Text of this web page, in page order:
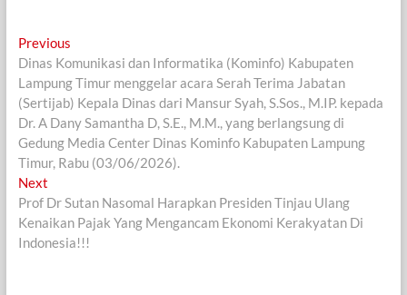
Navigasi
pos
PreviousPrevious
post:
Dinas Komunikasi dan Informatika (Kominfo) Kabupaten
Lampung Timur menggelar acara Serah Terima Jabatan
(Sertijab) Kepala Dinas dari Mansur Syah, S.Sos., M.IP. kepada
Dr. A Dany Samantha D, S.E., M.M., yang berlangsung di
Gedung Media Center Dinas Kominfo Kabupaten Lampung
Timur, Rabu (03/06/2026).
NextNext
post:
Prof Dr Sutan Nasomal Harapkan Presiden Tinjau Ulang
Kenaikan Pajak Yang Mengancam Ekonomi Kerakyatan Di
Indonesia!!!